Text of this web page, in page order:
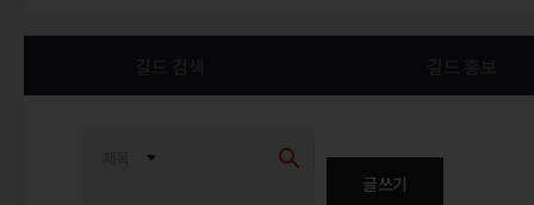
글쓰기